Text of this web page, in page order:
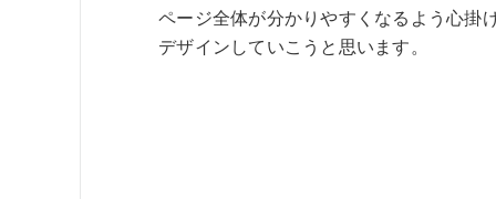
ページ全体が分かりやすくなるよう心掛
デザインしていこうと思います。